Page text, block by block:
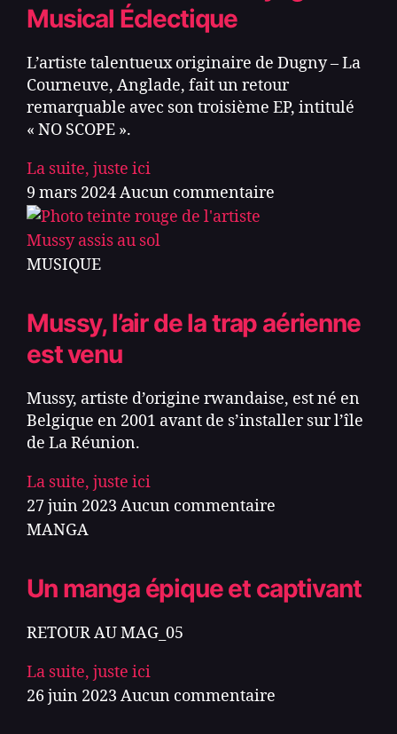
Musical Éclectique
L’artiste talentueux originaire de Dugny – La
Courneuve, Anglade, fait un retour
remarquable avec son troisième EP, intitulé
« NO SCOPE ».
La suite, juste ici
9 mars 2024Aucun commentaire
MUSIQUE
Mussy, l’air de la trap aérienne
est venu
Mussy, artiste d’origine rwandaise, est né en
Belgique en 2001 avant de s’installer sur l’île
de La Réunion.
La suite, juste ici
27 juin 2023 Aucun commentaire
MANGA
Un manga épique et captivant
RETOUR AU MAG_05
La suite, juste ici
26 juin 2023 Aucun commentaire